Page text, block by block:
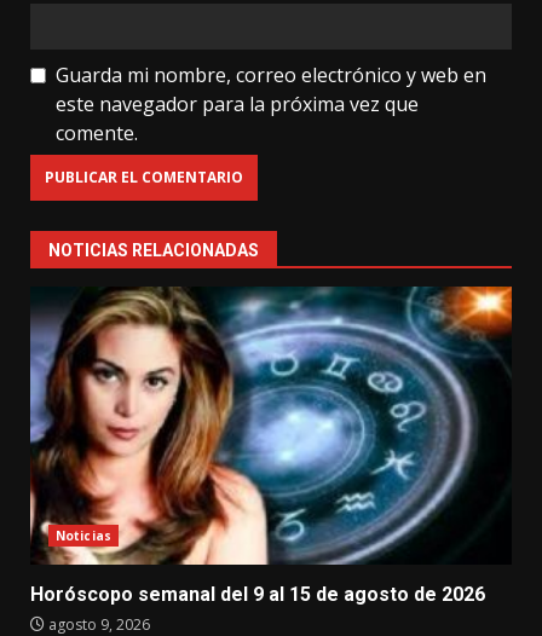
Guarda mi nombre, correo electrónico y web en
este navegador para la próxima vez que
comente.
NOTICIAS RELACIONADAS
Noticias
Horóscopo semanal del 9 al 15 de agosto de 2026
agosto 9, 2026